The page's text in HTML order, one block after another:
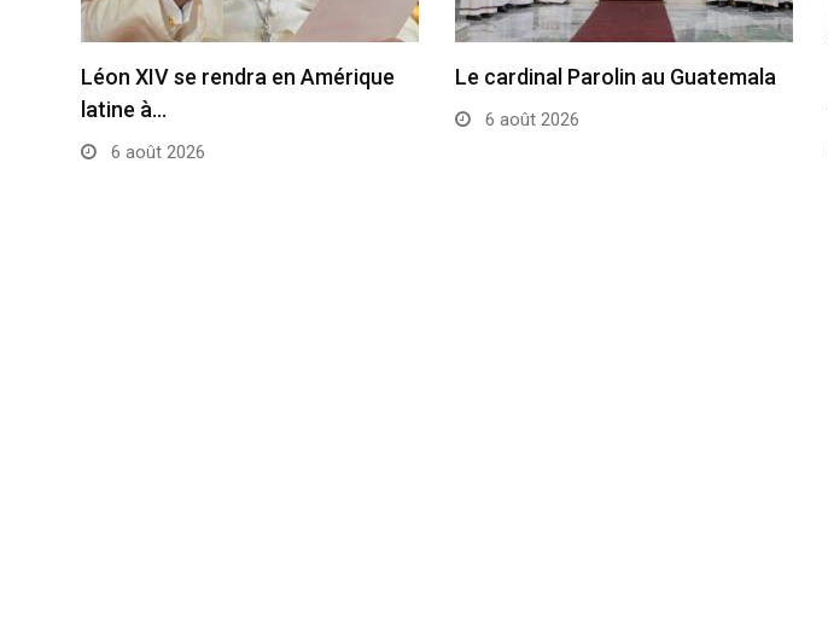
Léon XIV se rendra en Amérique
latine à…
6 août 2026
Le cardinal Parolin au Guatemala
6 août 2026